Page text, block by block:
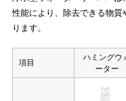
性能により、除去できる物
ります。
項目
ハミングウ
ーター